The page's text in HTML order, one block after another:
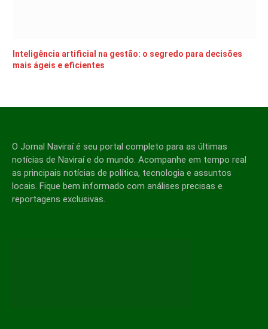
Inteligência artificial na gestão: o segredo para decisões
mais ágeis e eficientes
O Jornal Naviraí é seu portal completo para as últimas
notícias de Naviraí e do mundo. Acompanhe em tempo real
as principais notícias de política, tecnologia e assuntos
locais. Fique bem informado com análises precisas e
reportagens exclusivas.